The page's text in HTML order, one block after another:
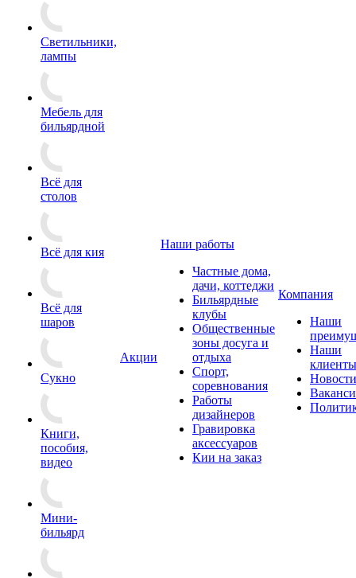
Светильники,
лампы
Мебель для
бильярдной
Всё для
столов
Всё для кия
Всё для
шаров
Сукно
Книги,
пособия,
видео
Мини-
бильярд
Акции
Наши работы
Частные дома,
дачи, коттеджи
Бильярдные
клубы
Общественные
зоны досуга и
отдыха
Спорт,
соревнования
Работы
дизайнеров
Гравировка
аксессуаров
Кии на заказ
Компания
Наши
Наши
клиенты
Новости